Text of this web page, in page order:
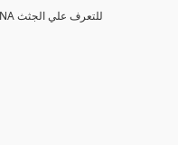
(19) تحاليل بقايا العظام وأشلاء الجثث وتحليل DNA للتعرف علي الجثث